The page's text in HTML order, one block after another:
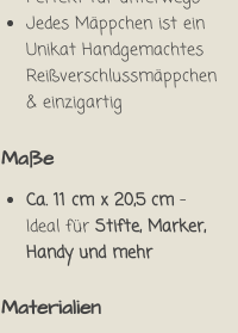
Jedes Mäppchen ist ein
Unikat Handgemachtes
Reißverschlussmäppchen
& einzigartig
Maße
Ca. 11 cm x 20,5 cm –
Ideal für Stifte, Marker,
Handy und mehr
Materialien